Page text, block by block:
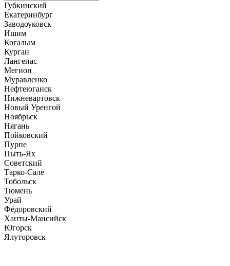
Губкинский
Екатеринбург
Заводоуковск
Ишим
Когалым
Курган
Лангепас
Мегион
Муравленко
Нефтеюганск
Нижневартовск
Новый Уренгой
Ноябрьск
Нягань
Пойковский
Пурпе
Пыть-Ях
Советский
Тарко-Сале
Тобольск
Тюмень
Урай
Фёдоровский
Ханты-Мансийск
Югорск
Ялуторовск